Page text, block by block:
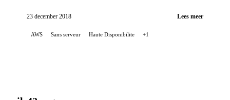
23 december 2018 Lees meer
AWS Sans serveur Haute Disponibilite +1